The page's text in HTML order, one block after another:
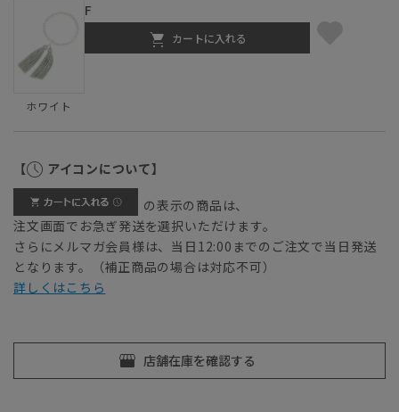
ホワイト
F
カートに入れる
【 アイコンについて】
の表示の商品は、
注文画面でお急ぎ発送を選択いただけます。
さらにメルマガ会員様は、当日12:00までのご注文で当日発送
となります。（補正商品の場合は対応不可）
詳しくはこちら